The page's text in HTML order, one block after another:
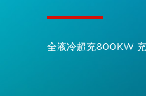
新基建、新能源、新